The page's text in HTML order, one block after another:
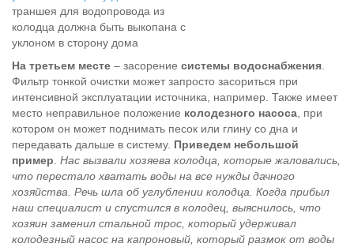
траншея для водопровода из
колодца должна быть выкопана с
уклоном в сторону дома
На третьем месте – засорение системы водоснабжения.
Фильтр тонкой очистки может запросто засориться при
интенсивной эксплуатации источника, например. Также имеет
место неправильное положение колодезного насоса, при
котором он может поднимать песок или глину со дна и
передавать дальше в систему. Приведем небольшой
пример. Нас вызвали хозяева колодца, которые жаловались,
что перестало хватать воды на все нужды дачного
хозяйства. Речь шла об углублении колодца. Когда прибыл
наш специалист и спустился в колодец, выяснилось, что
хозяин заменил стальной трос, который удерживал
колодезный насос на капроновый, который размок от воды